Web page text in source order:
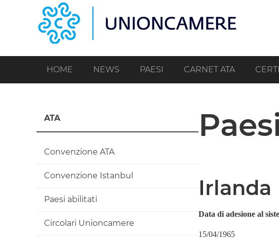
contenuto
principale
HOME NEWS PAESI CARNET ATA
ATA
Convenzione ATA
Convenzione Istanbul
Paesi abilitati
Circolari Unioncamere
Irlanda
Data di adesione al
15/04/1965